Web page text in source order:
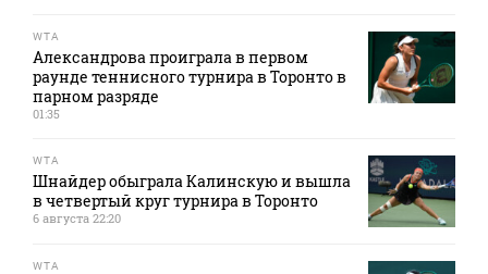
WTA
Александрова проиграла в первом
раунде теннисного турнира в Торонто в
парном разряде
01:35
WTA
Шнайдер обыграла Калинскую и вышла
в четвертый круг турнира в Торонто
6 августа 22:20
WTA